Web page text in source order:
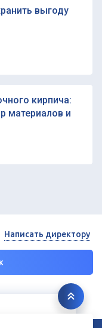
выгоду
кирпича:
материалов и
Написать директору